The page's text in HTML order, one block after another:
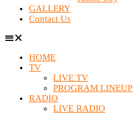
GALLERY
Contact Us
HOME
TV
LIVE TV
PROGRAM LINEUP
RADIO
LIVE RADIO